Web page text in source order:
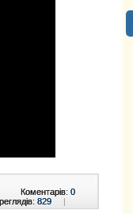
Коментарів: 0
829 |